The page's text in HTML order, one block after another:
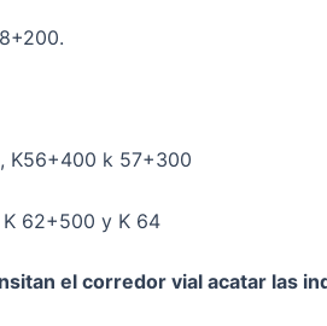
K56+400 k 57+300
K 62+500 y K 64
el corredor vial acatar las